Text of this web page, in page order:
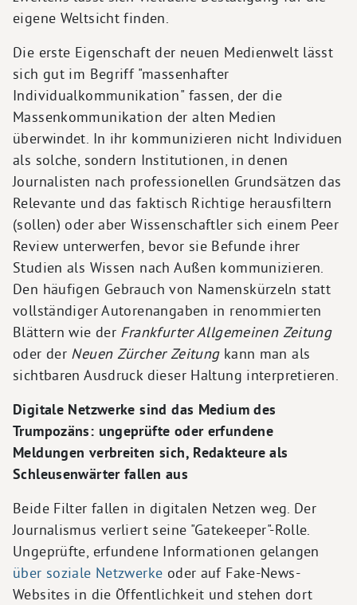
eigene Weltsicht finden.
Die erste Eigenschaft der neuen Medienwelt lässt
sich gut im Begriff "massenhafter
Individualkommunikation" fassen, der die
Massenkommunikation der alten Medien
überwindet. In ihr kommunizieren nicht Individuen
als solche, sondern Institutionen, in denen
Journalisten nach professionellen Grundsätzen das
Relevante und das faktisch Richtige herausfiltern
(sollen) oder aber Wissenschaftler sich einem Peer
Review unterwerfen, bevor sie Befunde ihrer
Studien als Wissen nach Außen kommunizieren.
Den häufigen Gebrauch von Namenskürzeln statt
vollständiger Autorenangaben in renommierten
Blättern wie der Frankfurter Allgemeinen Zeitung
oder der Neuen Zürcher Zeitungkann man als
sichtbaren Ausdruck dieser Haltung interpretieren.
Digitale Netzwerke sind das Medium des
Trumpozäns: ungeprüfte oder erfundene
Meldungen verbreiten sich, Redakteure als
Schleusenwärter fallen aus
Beide Filter fallen in digitalen Netzen weg. Der
Journalismus verliert seine "Gatekeeper"-Rolle.
Ungeprüfte, erfundene Informationen gelangen
über soziale Netzwerke oder auf Fake-News-
Websites in die Öffentlichkeit und stehen dort